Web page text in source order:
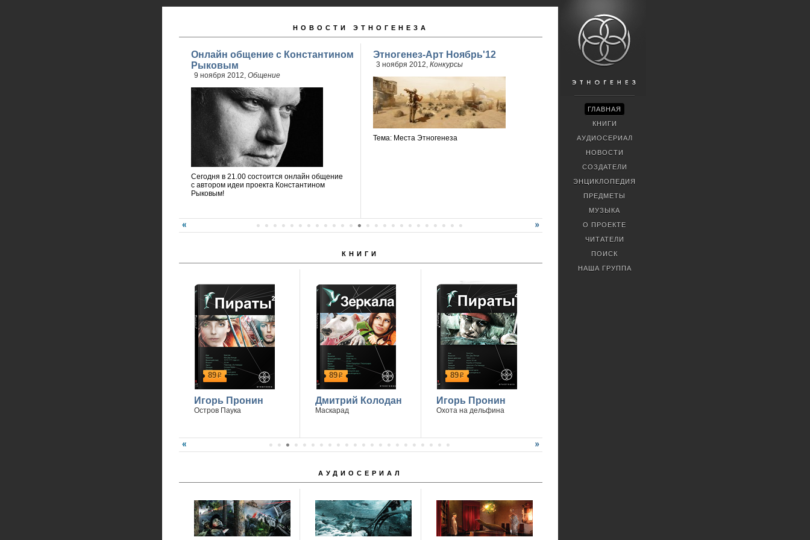
НОВОСТИ ЭТНОГЕНЕЗА
Онлайн общение с Константином
Рыковым
9 ноября 2012, Общение
Сегодня в 21.00 состоится онлайн общение
с автором идеи проекта Константином
Рыковым!
Этногенез-Арт Ноябрь'12
3 ноября 2012, Конкурсы
Тема: Места Этногенеза
КНИГИ
89р
Игорь Пронин
Остров Паука
89р
Дмитрий Колодан
Маскарад
89р
Игорь Пронин
Охота на дельфина
АУДИОСЕРИАЛ
ГЛАВНАЯ
КНИГИ
АУДИОСЕРИАЛ
НОВОСТИ
СОЗДАТЕЛИ
ЭНЦИКЛОПЕДИЯ
ПРЕДМЕТЫ
МУЗЫКА
О ПРОЕКТЕ
ЧИТАТЕЛИ
ПОИСК
НАША ГРУППА